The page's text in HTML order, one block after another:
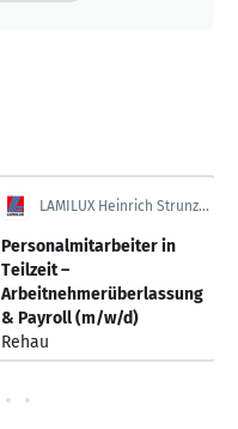
LAMILUX Heinrich Strunz Gruppe
Personalmitarbeiter in
Teilzeit –
Arbeitnehmerüberlassung
& Payroll (m/w/d)
Rehau
Vor 2 Stunden
Vor 2 Stunden veröffentlicht